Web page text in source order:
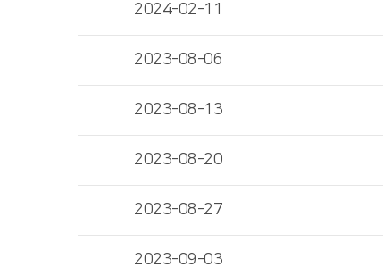
2024-02-11
2023-08-06
2023-08-13
2023-08-20
2023-08-27
2023-09-03